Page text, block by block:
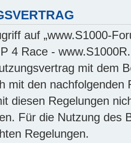
auf „www.S1000-
4 Race -
mit dem
mit den nachfolgenden
diesen Regelungen
Für die Nutzung des
Regelungen.